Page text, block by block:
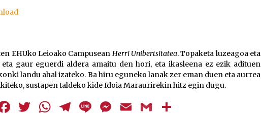
jaisteko.
EHUko Leioako Campusean Herri Unibertsitatea. Topaketa luzeagoa eta
gaur eguerdi aldera amaitu den hori, eta ikasleena ez ezik adituen
landu ahal izateko. Ba hiru eguneko lanak zer eman duen eta aurrea
sustapen taldeko kide Idoia Maraurirekin hitz egin dugu.
Facebook
Twitter
WhatsApp
Telegram
LineMessenger
EmailGmail